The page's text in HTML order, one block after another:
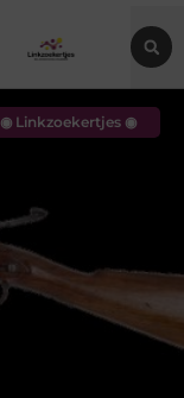
◉ Linkzoekertjes ◉